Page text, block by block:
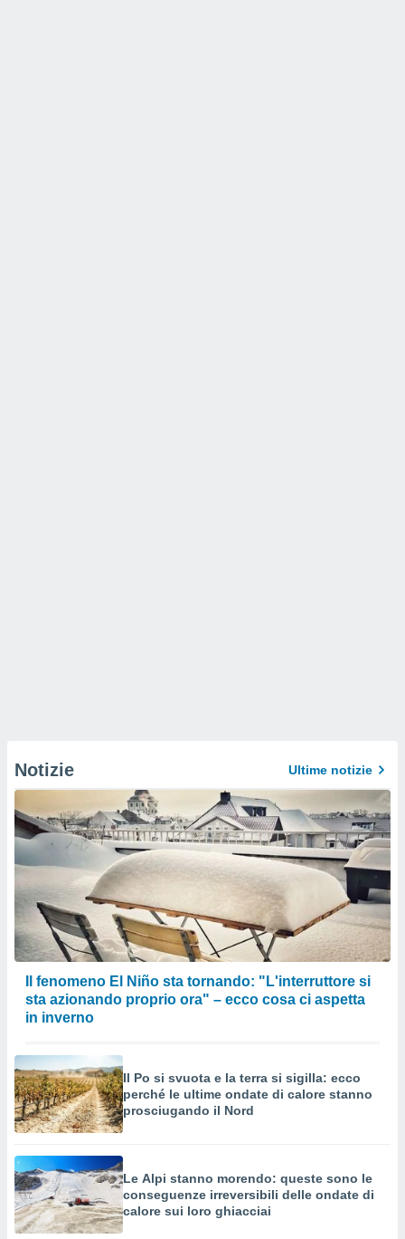
Notizie Ultime notizie
Il fenomeno El Niño sta tornando: "L'interruttore si
sta azionando proprio ora" – ecco cosa ci aspetta
in inverno
Il Po si svuota e la terra si sigilla: ecco
perché le ultime ondate di calore stanno
prosciugando il Nord
Le Alpi stanno morendo: queste sono le
conseguenze irreversibili delle ondate di
calore sui loro ghiacciai